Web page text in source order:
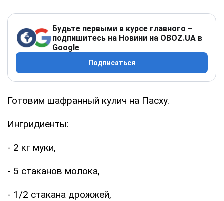
Будьте первыми в курсе главного –
подпишитесь на Новини на OBOZ.UA в
Google
Подписаться
Готовим шафранный кулич на Пасху.
Ингридиенты:
- 2 кг муки,
- 5 стаканов молока,
- 1/2 стакана дрожжей,